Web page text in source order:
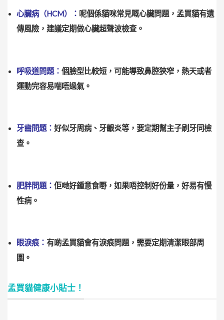
心臟病（HCM）： 呢個係貓咪常見嘅心臟問題，孟買貓有遺
傳風險，建議定期做心臟超聲波檢查。
呼吸道問題：個臉型比較短，可能導致鼻腔狹窄，熱天或者
運動完容易喘唔過氣。
牙齒問題：好似牙周病、牙齦炎等，要定期幫主子刷牙同檢
查。
肥胖問題：佢哋好鍾意食嘢，如果唔控制好份量，好易有慢
性病。
眼淚痕：有啲孟買貓會有淚痕問題，需要定期清潔眼部周
圍。
孟買貓健康小貼士！